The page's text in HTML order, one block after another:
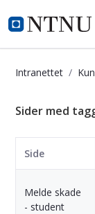
i.ntnu.no
Intranettet
Sider med
Side
Melde skade
- student